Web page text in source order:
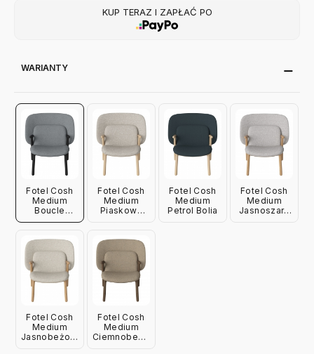
KUP TERAZ I ZAPŁAĆ PO
WARIANTY
Fotel Cosh
Medium
Boucle
Ciemnoszary
Fotel Cosh
Medium
Piaskowy
Fotel Cosh
Medium
Petrol Bolia
Fotel Cosh
Medium
Jasnoszary
Fotel Cosh
Medium
Jasnobeżowy
Fotel Cosh
Medium
Ciemnobeżowy